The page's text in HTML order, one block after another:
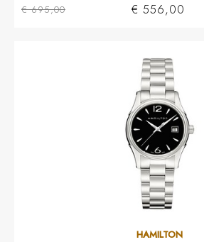
€ 695,00 € 556,00
HAMILTON